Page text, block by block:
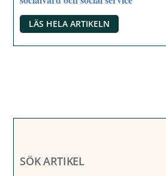
LÄS HELA ARTIKELN
SÖK ARTIKEL